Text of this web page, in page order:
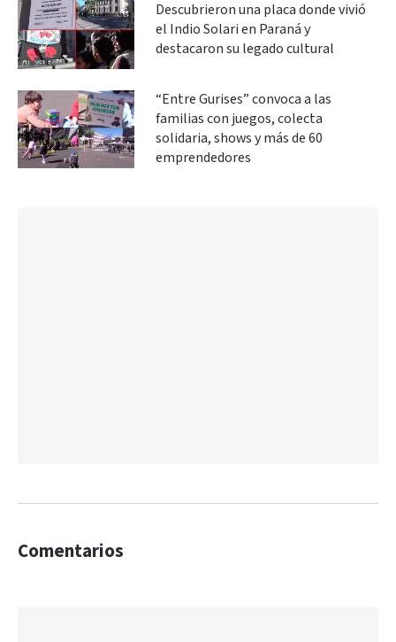
Descubrieron una placa donde vivió
el Indio Solari en Paraná y
destacaron su legado cultural
“Entre Gurises” convoca a las
familias con juegos, colecta
solidaria, shows y más de 60
emprendedores
Comentarios